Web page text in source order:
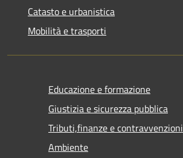
Catasto e urbanistica
Mobilità e trasporti
Educazione e formazione
Giustizia e sicurezza pubblica
Tributi,finanze e contravvenzioni
Ambiente